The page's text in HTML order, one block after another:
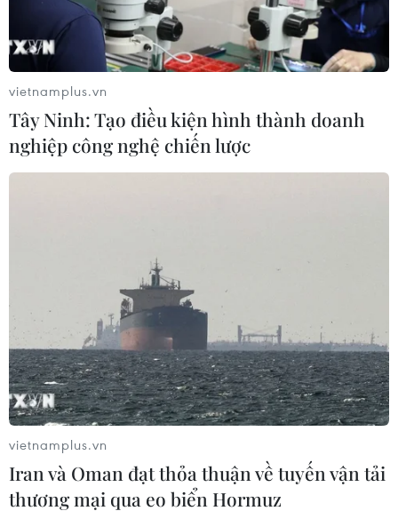
TIN CÙNG CHUYÊN MỤC
vietnamplus.vn
Tây Ninh: Tạo điều kiện hình thành doanh
nghiệp công nghệ chiến lược
vietnamplus.vn
Iran và Oman đạt thỏa thuận về tuyến vận tải
thương mại qua eo biển Hormuz